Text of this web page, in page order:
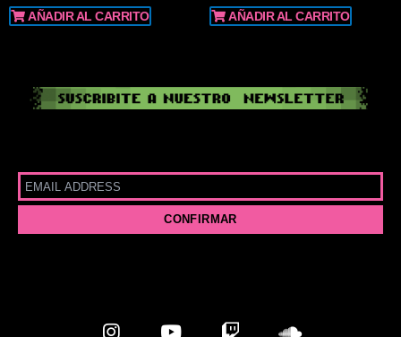
AÑADIR AL CARRITO AÑADIR AL CARRITO
I
Y
T
S